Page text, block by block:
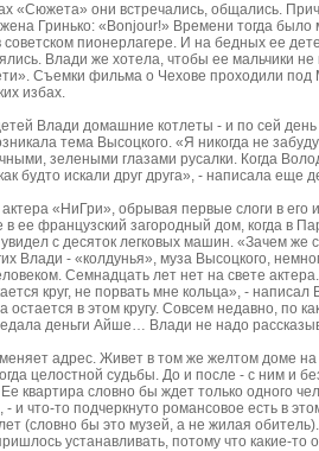
«Сюжета» они встречались, общались.
жена Гринько: «Bonjour!» Времени тогда
пионерлагере. И на бедных ее
Влади же хотела, чтобы ее мальчики
Съемки фильма о Чехове проходили
избах.
Влади домашние котлеты - и по сей
тема Высоцкого. «Я никогда не
зелеными глазами русалки. Когда
будто искали друг друга», - написала еще
актера «НиГри», обрывая первые слоги в
ее французский загородный дом, когда в
с десяток легковых машин. «Зачем же
Влади - «колдунья», муза Высоцкого,
Семнадцать лет нет на свете
круг, не порвать мне кольца», -
в этом кругу. Совсем недавно, по
деньги Айше… Влади не надо
адрес. Живет в том же желтом доме на
целостной судьбы. До и после - с ним и
квартира словно бы ждет только одного
- и что-то подчеркнуто романсовое есть в
(словно бы это музей, а не жилая
устанавливать, потому что какие-то